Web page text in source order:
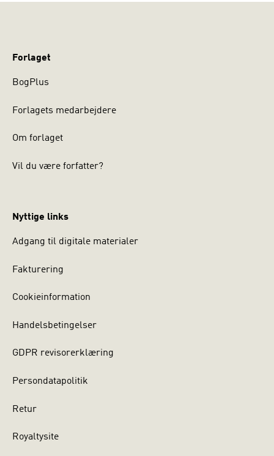
Forlaget
BogPlus
Forlagets medarbejdere
Om forlaget
Vil du være forfatter?
Nyttige links
Adgang til digitale materialer
Fakturering
Cookieinformation
Handelsbetingelser
GDPR revisorerklæring
Persondatapolitik
Retur
Royaltysite